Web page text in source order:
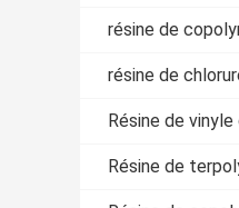
résine de
résine de
Résine de vinyle
Résine de